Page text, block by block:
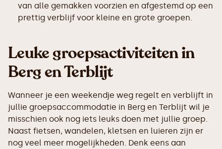
van alle gemakken voorzien en afgestemd op een
prettig verblijf voor kleine en grote groepen.
Leuke groepsactiviteiten in
Berg en Terblijt
Wanneer je een weekendje weg regelt en verblijft in
jullie groepsaccommodatie in Berg en Terblijt wil je
misschien ook nog iets leuks doen met jullie groep.
Naast fietsen, wandelen, kletsen en luieren zijn er
nog veel meer mogelijkheden. Denk eens aan